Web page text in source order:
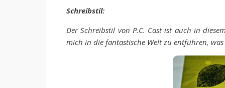
Schreibstil:
Der Schreibstil von P.C. Cast ist auch in
mich in die fantastische Welt zu entführen,